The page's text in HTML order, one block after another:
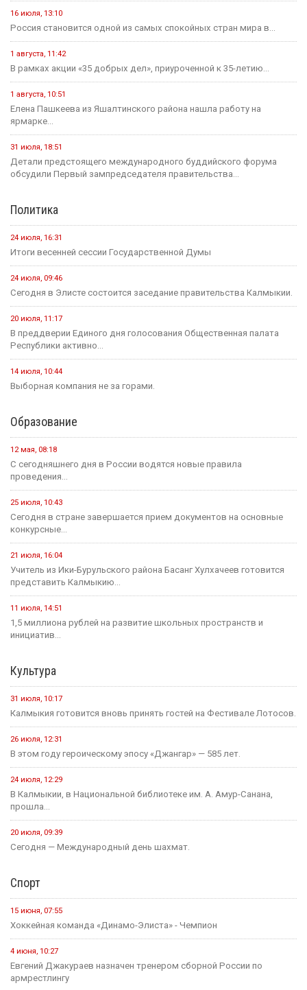
16 июля, 13:10
Россия становится одной из самых спокойных стран мира в...
1 августа, 11:42
В рамках акции «35 добрых дел», приуроченной к 35-летию...
1 августа, 10:51
Елена Пашкеева из Яшалтинского района нашла работу на
ярмарке...
31 июля, 18:51
Детали предстоящего международного буддийского форума
обсудили Первый зампредседателя правительства...
Политика
24 июля, 16:31
Итоги весенней сессии Государственной Думы
24 июля, 09:46
Сегодня в Элисте состоится заседание правительства Калмыкии.
20 июля, 11:17
В преддверии Единого дня голосования Общественная палата
Республики активно...
14 июля, 10:44
Выборная компания не за горами.
Образование
12 мая, 08:18
С сегодняшнего дня в России водятся новые правила
проведения...
25 июля, 10:43
Сегодня в стране завершается прием документов на основные
конкурсные...
21 июля, 16:04
Учитель из Ики-Бурульского района Басанг Хулхачеев готовится
представить Калмыкию...
11 июля, 14:51
1,5 миллиона рублей на развитие школьных пространств и
инициатив...
Культура
31 июля, 10:17
Калмыкия готовится вновь принять гостей на Фестивале Лотосов.
26 июля, 12:31
В этом году героическому эпосу «Джангар» — 585 лет.
24 июля, 12:29
В Калмыкии, в Национальной библиотеке им. А. Амур-Санана,
прошла...
20 июля, 09:39
Сегодня — Международный день шахмат.
Спорт
15 июня, 07:55
Хоккейная команда «Динамо-Элиста» - Чемпион
4 июня, 10:27
Евгений Джакураев назначен тренером сборной России по
армрестлингу